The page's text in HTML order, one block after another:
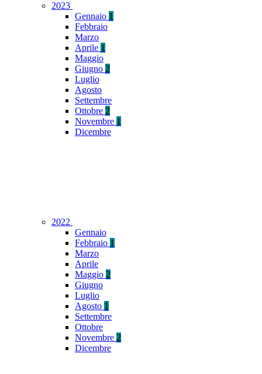
2023
Gennaio 1
Febbraio
Marzo
Aprile 1
Maggio
Giugno 2
Luglio
Agosto
Settembre
Ottobre 2
Novembre 1
Dicembre
2022
Gennaio
Febbraio 1
Marzo
Aprile
Maggio 2
Giugno
Luglio
Agosto 1
Settembre
Ottobre
Novembre 2
Dicembre